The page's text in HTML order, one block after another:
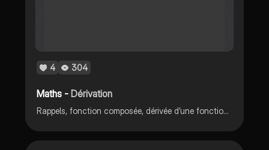
4 304
Maths -Dérivation
Rappels, fonction composée, dérivée d’une fonction composée